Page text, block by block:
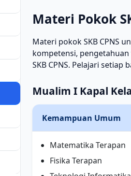
Materi Pokok
Materi pokok SKB CPNS
kompetensi,
SKB CPNS. Pelajari
Mualim I Kapal
Kemampuan Umum
Matematika Terapan
Fisika Terapan